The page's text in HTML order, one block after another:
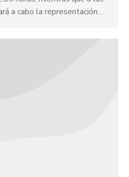
a cabo la representación…